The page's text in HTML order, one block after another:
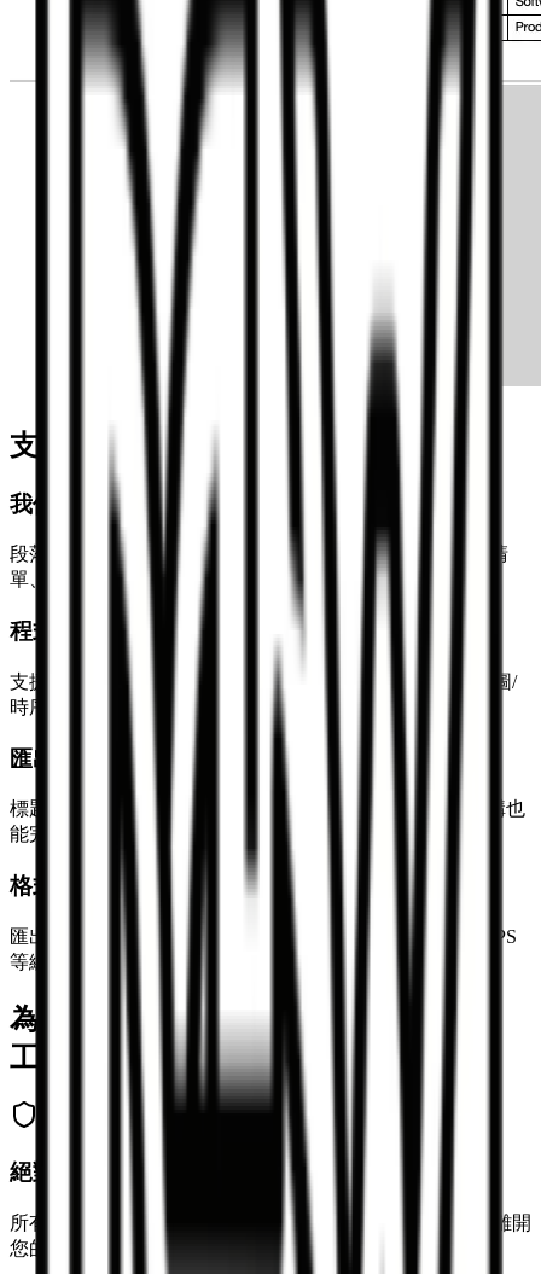
支援的 Markdown 語法與格式指南
我們支援的基礎 Markdown 語法
段落、標題（H1-H6）、粗體、斜體、連結、編號與項目清
單、引用、行內程式碼都能忠實呈現。
程式碼、公式與圖表
支援程式碼語法突顯、數學公式 (LaTeX) 及 Mermaid 流程圖/
時序圖的自動渲染與轉換。
匯出的 Word 排版品質
標題會自動對應 Word 原生樣式，而清單、表格與其他結構也
能完美呈現。
格式相容性
匯出為 DOCX 檔，可在 Microsoft Word、Google Docs、WPS
等編輯器中順利開啟。
為什麼選擇我們的 Markdown 轉 Word
工具？
絕對安全私密
所有轉換均在您的瀏覽器中本地完成，文件內容永遠不會離開
您的電腦。